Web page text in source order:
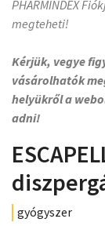
PHARMINDEX
megteheti!
Kérjük, vegye
vásárolhatók
helyükről a
adni!
gyógyszer